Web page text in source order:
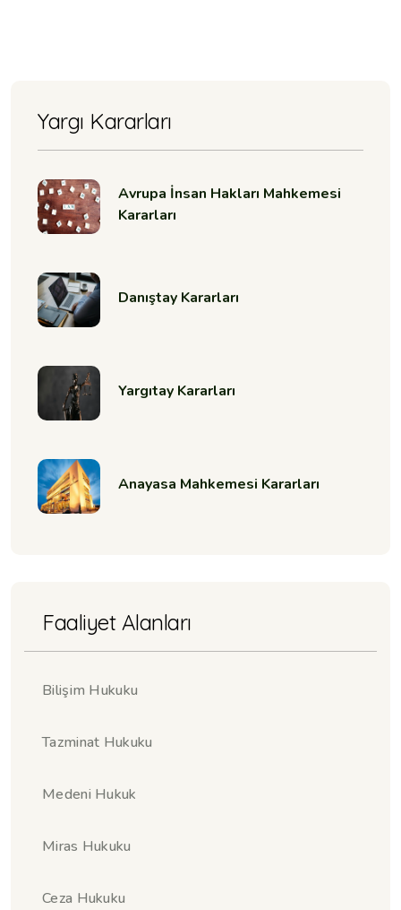
Yargı Kararları
Avrupa İnsan Hakları Mahkemesi
Kararları
Danıştay Kararları
Yargıtay Kararları
Anayasa Mahkemesi Kararları
Faaliyet Alanları
Bilişim Hukuku
Tazminat Hukuku
Medeni Hukuk
Miras Hukuku
Ceza Hukuku